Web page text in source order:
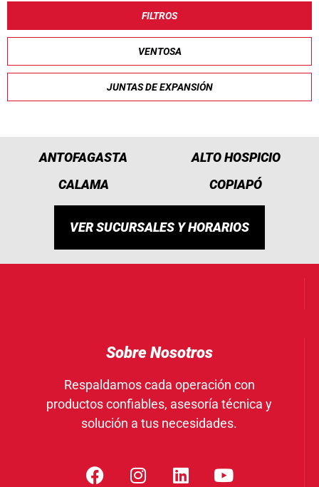
FILTROS
VENTOSA
JUNTAS DE EXPANSIÓN
ANTOFAGASTA
ALTO HOSPICIO
CALAMA
COPIAPÓ
VER SUCURSALES Y HORARIOS
Sobre Nosotros
Respaldamos cada operación con
productos confiables, asesoría técnica y
solución a tus necesidades.